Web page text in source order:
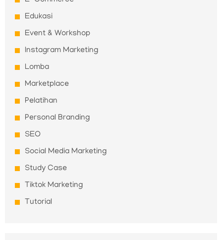
Edukasi
Event & Workshop
Instagram Marketing
Lomba
Marketplace
Pelatihan
Personal Branding
SEO
Social Media Marketing
Study Case
Tiktok Marketing
Tutorial